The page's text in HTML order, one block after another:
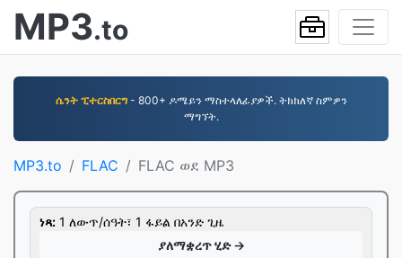
MP3.to
ሴንት ፒተርስበርግ- 800+ ዶሜይን ማስተላለፊያዎች. ትክክለኛ ስምዎን
ማግኘት.
MP3.to FLAC FLAC ወደ MP3
ነጻ: 1 ለውጥ/ሰዓት፣ 1 ፋይል በአንድ ጊዜ
ያለማቋረጥ ሂድ →